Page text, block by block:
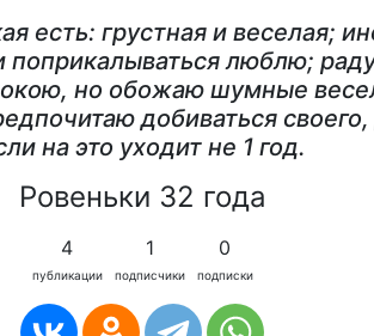
есть: грустная и веселая;
поприкалываться люблю;
но обожаю шумные
добиваться
на это уходит не 1 год.
Ровеньки 32 года
4
публикации
1
подписчики
0
подписки